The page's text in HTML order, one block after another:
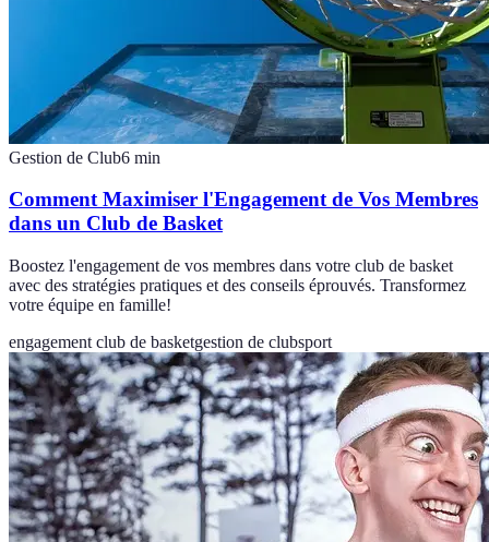
Gestion de Club6 min
Comment Maximiser l'Engagement de Vos Membres
dans un Club de Basket
Boostez l'engagement de vos membres dans votre club de basket
avec des stratégies pratiques et des conseils éprouvés. Transformez
votre équipe en famille!
engagement club de basketgestion de clubsport